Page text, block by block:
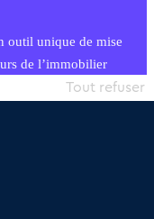
outil unique de mise
de l’immobilier
simple et intégrant
Tout refuser